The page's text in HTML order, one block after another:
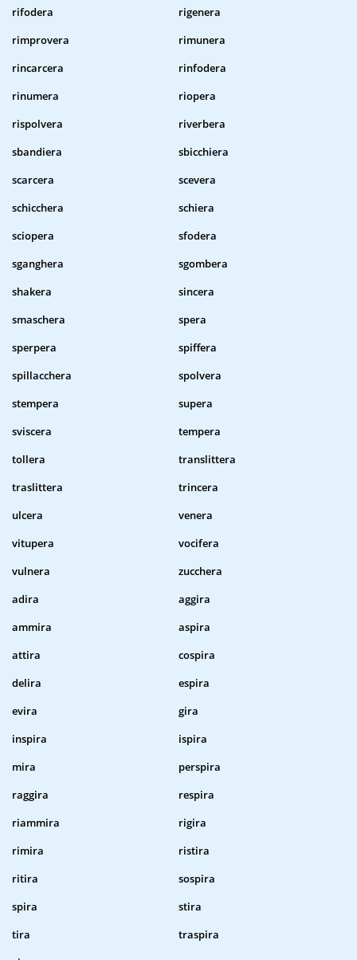
rifodera
rigenera
rimprovera
rimunera
rincarcera
rinfodera
rinumera
riopera
rispolvera
riverbera
sbandiera
sbicchiera
scarcera
scevera
schicchera
schiera
sciopera
sfodera
sganghera
sgombera
shakera
sincera
smaschera
spera
sperpera
spiffera
spillacchera
spolvera
stempera
supera
sviscera
tempera
tollera
translittera
traslittera
trincera
ulcera
venera
vitupera
vocifera
vulnera
zucchera
adira
aggira
ammira
aspira
attira
cospira
delira
espira
evira
gira
inspira
ispira
mira
perspira
raggira
respira
riammira
rigira
rimira
ristira
ritira
sospira
spira
stira
tira
traspira